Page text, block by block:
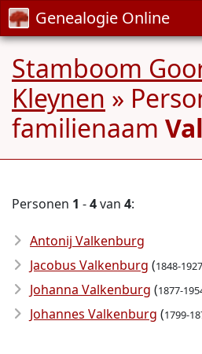
Genealogie Online
Stamboom
Kleynen »
familienaam
Personen 1 -4van 4:
Antonij Valkenburg
Jacobus Valkenburg (1848-1927
Johanna Valkenburg (1877-
Johannes Valkenburg (1799-